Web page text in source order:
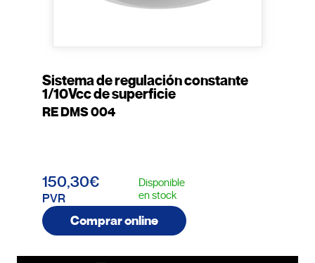
Sistema de regulación constante
1/10Vcc de superficie
RE DMS 004
150,30€
PVR
Disponible
en stock
Comprar online